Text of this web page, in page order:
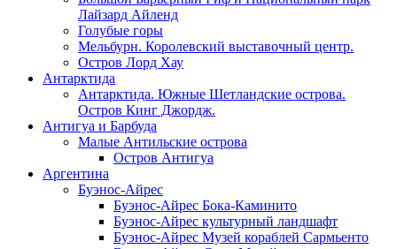
Лайзард Айленд
Голубые горы
Мельбурн. Королевский выставочный центр.
Остров Лорд Хау
Антарктида
Антарктида. Южные Шетландские острова.
Остров Кинг Джордж.
Антигуа и Барбуда
Малые Антильские острова
Остров Антигуа
Аргентина
Буэнос-Айрес
Буэнос-Айрес Бока-Каминито
Буэнос-Айрес культурный ландшафт
Буэнос-Айрес Музей кораблей Сармьенто